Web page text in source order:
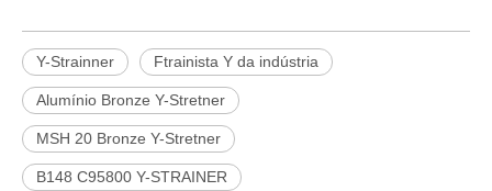
Y-Strainner Ftrainista Y da indústria
Alumínio Bronze Y-Stretner
MSH 20 Bronze Y-Stretner
B148 C95800 Y-STRAINER